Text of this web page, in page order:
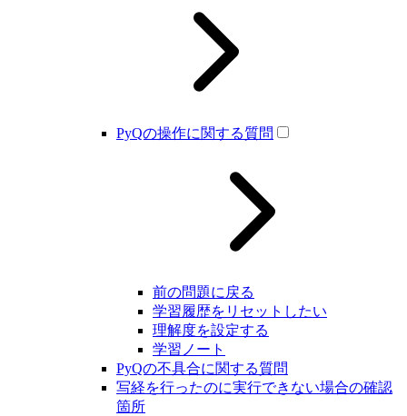
PyQの操作に関する質問
前の問題に戻る
学習履歴をリセットしたい
理解度を設定する
学習ノート
PyQの不具合に関する質問
写経を行ったのに実行できない場合の確認
箇所